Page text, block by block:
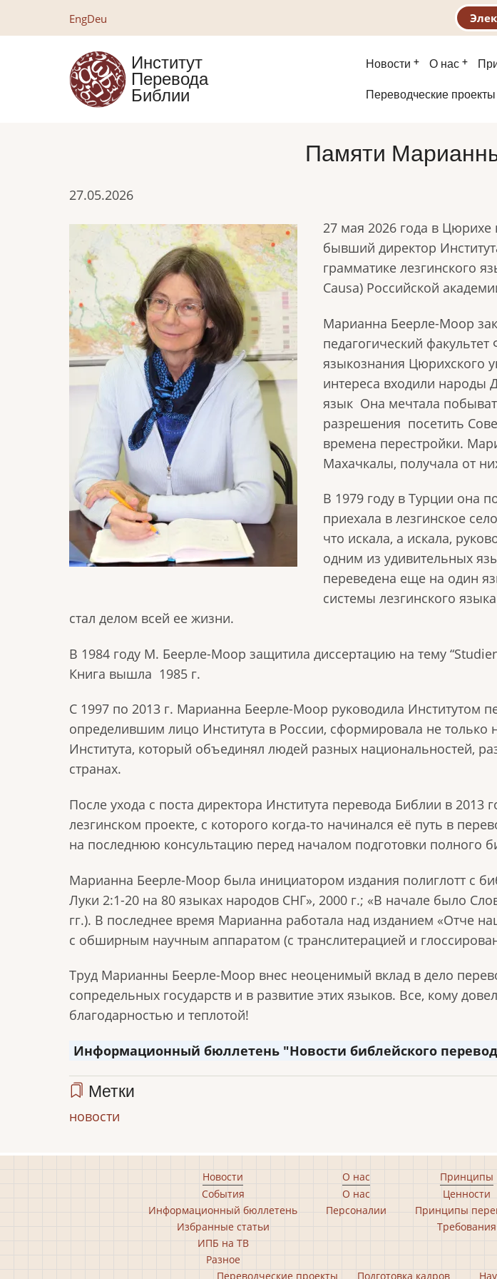
содержанию
EngDeu
Институт
Перевода
Библии
Основная
навигация
Новости О нас
Второе
Переводческие проекты
Памяти
27.05.2026
27 мая 2026 года в
бывший директор
грамматике лезгинского
Causa) Российской
Марианна Беерле-Моор
педагогический
языкознания Цюрихского
интереса входили народы
язык Она мечтала
разрешения посетить
времена перестройки.
Махачкалы, получала от
В 1979 году в Турции она
приехала в лезгинское
что искала, а искала,
одним из удивительных
переведена еще на один
системы лезгинского
стал делом всей ее жизни.
В 1984 году М. Беерле-Моор защитила диссертацию на тему “
Книга вышла 1985 г.
С 1997 по 2013 г. Марианна Беерле-Моор руководила Институтом
определившим лицо Института в России, сформировала не
Института, который объединял людей разных национальностей,
странах.
После ухода с поста директора Института перевода Библии в 2013
лезгинском проекте, с которого когда‑то начинался её путь в
на последнюю консультацию перед началом подготовки полного
Марианна Беерле-Моор была инициатором издания полиглотт с
Луки 2:1-20 на 80 языках народов СНГ», 2000 г.; «В начале было
гг.). В последнее время Марианна работала над изданием «Отче
с обширным научным аппаратом (с транслитерацией и
Труд Марианны Беерле-Моор внес неоценимый вклад в дело
сопредельных государств и в развитие этих языков. Все, кому
благодарностью и теплотой!
Информационный бюллетень "Новости библейского
Метки
новости
Новости
События
Информационный бюллетень
Избранные статьи
ИПБ на ТВ
Разное
О нас
О нас
Персоналии
Принципы
Ценности
Принципы
Требования
Переводческие проекты Подготовка кадров